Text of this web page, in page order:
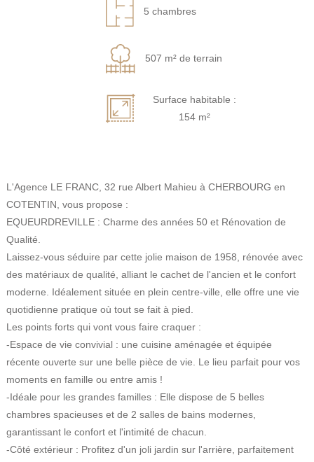
5 chambres
507 m² de terrain
Surface habitable :
154 m²
L'Agence LE FRANC, 32 rue Albert Mahieu à CHERBOURG en
COTENTIN, vous propose :
EQUEURDREVILLE : Charme des années 50 et Rénovation de
Qualité.
Laissez-vous séduire par cette jolie maison de 1958, rénovée avec
des matériaux de qualité, alliant le cachet de l'ancien et le confort
moderne. Idéalement située en plein centre-ville, elle offre une vie
quotidienne pratique où tout se fait à pied.
Les points forts qui vont vous faire craquer :
-Espace de vie convivial : une cuisine aménagée et équipée
récente ouverte sur une belle pièce de vie. Le lieu parfait pour vos
moments en famille ou entre amis !
-Idéale pour les grandes familles : Elle dispose de 5 belles
chambres spacieuses et de 2 salles de bains modernes,
garantissant le confort et l'intimité de chacun.
-Côté extérieur : Profitez d'un joli jardin sur l'arrière, parfaitement